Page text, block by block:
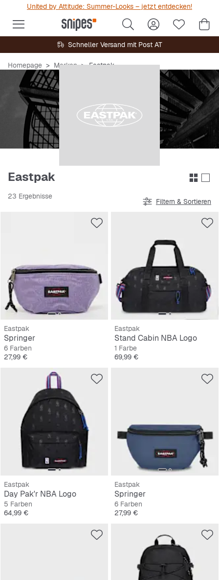
United by Attitude: Summer-Looks – jetzt entdecken!
Schneller Versand mit Post AT
Homepage Marken Eastpak
Eastpak
23 Ergebnisse
Filtern & Sortieren
Eastpak
Springer
6 Farben
Preis
27,99 €
Eastpak
Stand Cabin NBA Logo
1 Farbe
Preis
69,99 €
Eastpak
Day Pak'r NBA Logo
5 Farben
Preis
64,99 €
Eastpak
Springer
6 Farben
Preis
27,99 €